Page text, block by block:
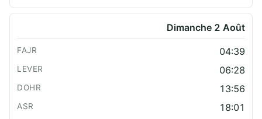
Dimanche 2 Août
04:39
06:28
13:56
18:01